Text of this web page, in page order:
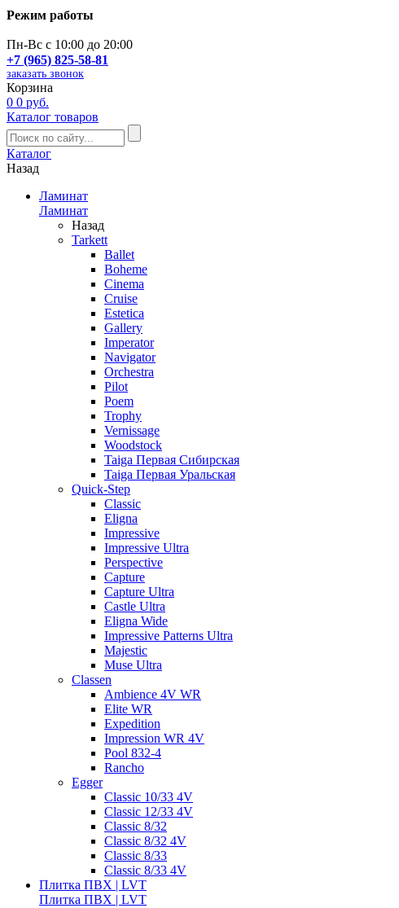
Режим работы
Пн-Вс с 10:00 до 20:00
+7 (965) 825-58-81
заказать звонок
Корзина
0 0 руб.
Каталог товаров
Каталог
Назад
Ламинат
Ламинат
Назад
Tarkett
Ballet
Boheme
Cinema
Cruise
Estetica
Gallery
Imperator
Navigator
Orchestra
Pilot
Poem
Trophy
Vernissage
Woodstock
Taiga Первая Сибирская
Taiga Первая Уральская
Quick-Step
Classic
Eligna
Impressive
Impressive Ultra
Perspective
Capture
Capture Ultra
Castle Ultra
Eligna Wide
Impressive Patterns Ultra
Majestic
Muse Ultra
Classen
Ambience 4V WR
Elite WR
Expedition
Impression WR 4V
Pool 832-4
Rancho
Egger
Classic 10/33 4V
Classic 12/33 4V
Classic 8/32
Classic 8/32 4V
Classic 8/33
Classic 8/33 4V
Плитка ПВХ | LVT
Плитка ПВХ | LVT